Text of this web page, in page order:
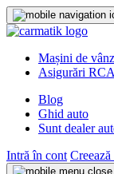
Mașini de
Asigurări RCA
Blog
Ghid auto
Sunt dealer
Intră în cont